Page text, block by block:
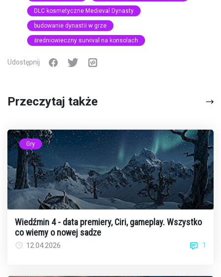
DLC kosmetyczne Medieval Dynasty
budowanie dynastii w grze
średniowieczny survival na konsolach
Udostępnij
Przeczytaj także
Gry
Wiedźmin 4 - data premiery, Ciri, gameplay. Wszystko
co wiemy o nowej sadze
12.04.2026 1